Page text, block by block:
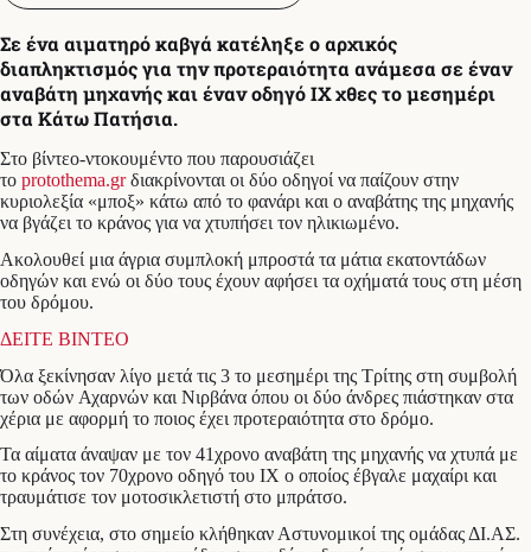
Σε ένα αιματηρό καβγά κατέληξε ο αρχικός
διαπληκτισμός για την προτεραιότητα ανάμεσα σε έναν
αναβάτη μηχανής και έναν οδηγό ΙΧ χθες το μεσημέρι
στα Κάτω Πατήσια.
Στο βίντεο-ντοκουμέντο που παρουσιάζει
το protothema.grδιακρίνονται οι δύο οδηγοί να παίζουν στην
κυριολεξία «μποξ» κάτω από το φανάρι και ο αναβάτης της μηχανής
να βγάζει το κράνος για να χτυπήσει τον ηλικιωμένο.
Ακολουθεί μια άγρια συμπλοκή μπροστά τα μάτια εκατοντάδων
οδηγών και ενώ οι δύο τους έχουν αφήσει τα οχήματά τους στη μέση
του δρόμου.
ΔΕΙΤΕ ΒΙΝΤΕΟ
Όλα ξεκίνησαν λίγο μετά τις 3 το μεσημέρι της Τρίτης στη συμβολή
των οδών Αχαρνών και Νιρβάνα όπου οι δύο άνδρες πιάστηκαν στα
χέρια με αφορμή το ποιος έχει προτεραιότητα στο δρόμο.
Τα αίματα άναψαν με τον 41χρονο αναβάτη της μηχανής να χτυπά με
το κράνος τον 70χρονο οδηγό του ΙΧ ο οποίος έβγαλε μαχαίρι και
τραυμάτισε τον μοτοσικλετιστή στο μπράτσο.
Στη συνέχεια, στο σημείο κλήθηκαν Αστυνομικοί της ομάδας ΔΙ.ΑΣ.